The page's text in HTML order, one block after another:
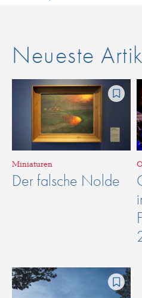
Neueste
Miniaturen
Der falsche Nolde